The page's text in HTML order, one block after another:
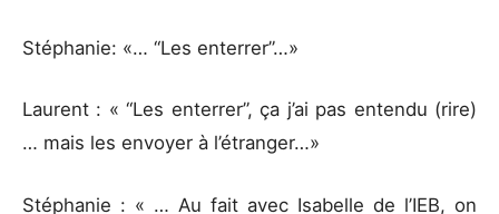
Stéphanie: «… “Les enterrer”…»
Laurent : « “Les enterrer”, ça j’ai pas entendu (rire)
… mais les envoyer à l’étranger…»
Stéphanie : « … Au fait avec Isabelle de l’IEB, on